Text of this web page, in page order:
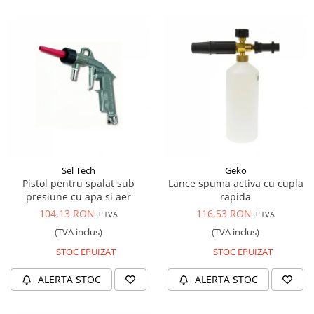
Sel Tech
Pistol pentru spalat sub
presiune cu apa si aer
104,13 RON + TVA
(TVA inclus)
STOC EPUIZAT
ALERTA STOC
Geko
Lance spuma activa cu cupla
rapida
116,53 RON + TVA
(TVA inclus)
STOC EPUIZAT
ALERTA STOC